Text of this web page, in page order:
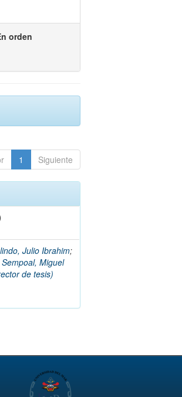
orden
1 Siguiente
Julio Ibrahim;
Miguel
de tesis)